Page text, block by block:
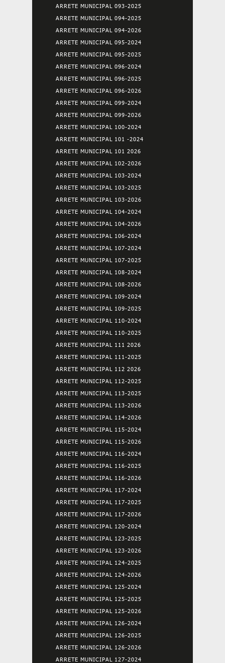
ARRETE MUNICIPAL 093-2025
ARRETE MUNICIPAL 094-2025
ARRETE MUNICIPAL 094-2026
ARRETE MUNICIPAL 095-2024
ARRETE MUNICIPAL 095-2025
ARRETE MUNICIPAL 096-2024
ARRETE MUNICIPAL 096-2025
ARRETE MUNICIPAL 096-2026
ARRETE MUNICIPAL 099-2024
ARRETE MUNICIPAL 099-2026
ARRETE MUNICIPAL 100-2024
ARRETE MUNICIPAL 101 -2024
ARRETE MUNICIPAL 101 2026
ARRETE MUNICIPAL 102-2026
ARRETE MUNICIPAL 103-2024
ARRETE MUNICIPAL 103-2025
ARRETE MUNICIPAL 103-2026
ARRETE MUNICIPAL 104-2024
ARRETE MUNICIPAL 104-2026
ARRETE MUNICIPAL 106-2024
ARRETE MUNICIPAL 107-2024
ARRETE MUNICIPAL 107-2025
ARRETE MUNICIPAL 108-2024
ARRETE MUNICIPAL 108-2026
ARRETE MUNICIPAL 109-2024
ARRETE MUNICIPAL 109-2025
ARRETE MUNICIPAL 110-2024
ARRETE MUNICIPAL 110-2025
ARRETE MUNICIPAL 111 2026
ARRETE MUNICIPAL 111-2025
ARRETE MUNICIPAL 112 2026
ARRETE MUNICIPAL 112-2025
ARRETE MUNICIPAL 113-2025
ARRETE MUNICIPAL 113-2026
ARRETE MUNICIPAL 114-2026
ARRETE MUNICIPAL 115-2024
ARRETE MUNICIPAL 115-2026
ARRETE MUNICIPAL 116-2024
ARRETE MUNICIPAL 116-2025
ARRETE MUNICIPAL 116-2026
ARRETE MUNICIPAL 117-2024
ARRETE MUNICIPAL 117-2025
ARRETE MUNICIPAL 117-2026
ARRETE MUNICIPAL 120-2024
ARRETE MUNICIPAL 123-2025
ARRETE MUNICIPAL 123-2026
ARRETE MUNICIPAL 124-2025
ARRETE MUNICIPAL 124-2026
ARRETE MUNICIPAL 125-2024
ARRETE MUNICIPAL 125-2025
ARRETE MUNICIPAL 125-2026
ARRETE MUNICIPAL 126-2024
ARRETE MUNICIPAL 126-2025
ARRETE MUNICIPAL 126-2026
ARRETE MUNICIPAL 127-2024